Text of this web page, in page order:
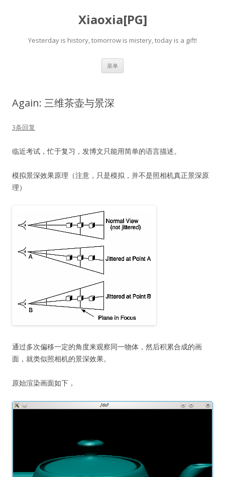
Xiaoxia[PG]
Yesterday is history, tomorrow is mistery, today is a gift!
菜单
Again: 三维茶壶与景深
3条回复
临近考试，忙于复习，发博文只能用简单的语言描述。
模拟景深效果原理（注意，只是模拟，并不是照相机真正景深原
理）
通过多次偏移一定的角度来观察同一物体，然后积累合成的画
面，就类似照相机的景深效果。
原始渲染画面如下，